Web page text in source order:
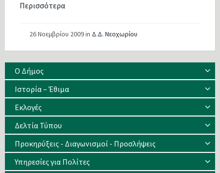
Περισσότερα
26 Νοεμβρίου 2009in Δ.Δ. Νεοχωρίου
Ο Δήμος
Ιστορία – Έθιμα
Eκλογές
Δελτία Τύπου
Προκηρύξεις - Διαγωνισμοί - Προσλήψεις
Υπηρεσίες για Πολίτες